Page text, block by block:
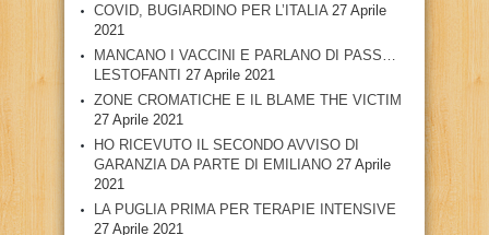
COVID, BUGIARDINO PER L’ITALIA 27 Aprile
2021
MANCANO I VACCINI E PARLANO DI PASS…
LESTOFANTI 27 Aprile 2021
ZONE CROMATICHE E IL BLAME THE VICTIM
27 Aprile 2021
HO RICEVUTO IL SECONDO AVVISO DI
GARANZIA DA PARTE DI EMILIANO 27 Aprile
2021
LA PUGLIA PRIMA PER TERAPIE INTENSIVE
27 Aprile 2021